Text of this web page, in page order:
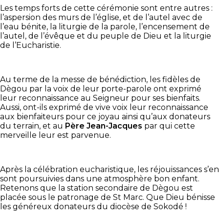
Les temps forts de cette cérémonie sont entre autres :
l’aspersion des murs de l’église, et de l’autel avec de
l’eau bénite, la liturgie de la parole, l’encensement de
l’autel, de l’évêque et du peuple de Dieu et la liturgie
de l’Eucharistie.
Au terme de la messe de bénédiction, les fidèles de
Dègou par la voix de leur porte-parole ont exprimé
leur reconnaissance au Seigneur pour ses bienfaits.
Aussi, ont-ils exprimé de vive voix leur reconnaissance
aux bienfaiteurs pour ce joyau ainsi qu’aux donateurs
du terrain, et au Père Jean-Jacques par qui cette
merveille leur est parvenue.
Après la célébration eucharistique, les réjouissances s’en
sont poursuivies dans une atmosphère bon enfant.
Retenons que la station secondaire de Dègou est
placée sous le patronage de St Marc. Que Dieu bénisse
les généreux donateurs du diocèse de Sokodé !